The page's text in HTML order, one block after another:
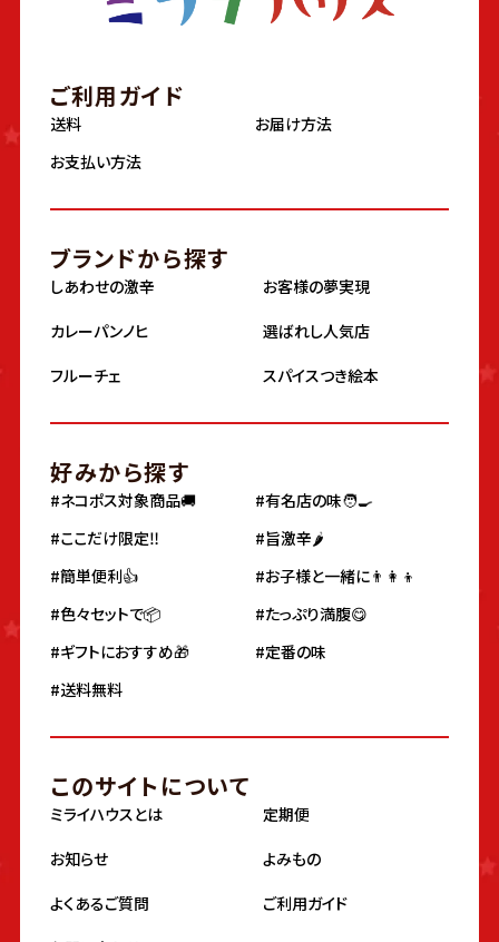
ご利用ガイド
送料
お届け方法
お支払い方法
ブランドから探す
しあわせの激辛
お客様の夢実現
カレーパンノヒ
選ばれし人気店
フルーチェ
スパイスつき絵本
好みから探す
#ネコポス対象商品🚚
#有名店の味🧑‍🍳
#ここだけ限定‼️
#旨激辛🌶
#簡単便利👍
#お子様と一緒に👨‍👩‍👦
#色々セットで📦
#たっぷり満腹😋
#ギフトにおすすめ🎁
#定番の味
#送料無料
このサイトについて
ミライハウスとは
定期便
お知らせ
よみもの
よくあるご質問
ご利用ガイド